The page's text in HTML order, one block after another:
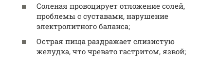
Соленая провоцирует отложение солей,
проблемы с суставами, нарушение
электролитного баланса;
Острая пища раздражает слизистую
желудка, что чревато гастритом, язвой;